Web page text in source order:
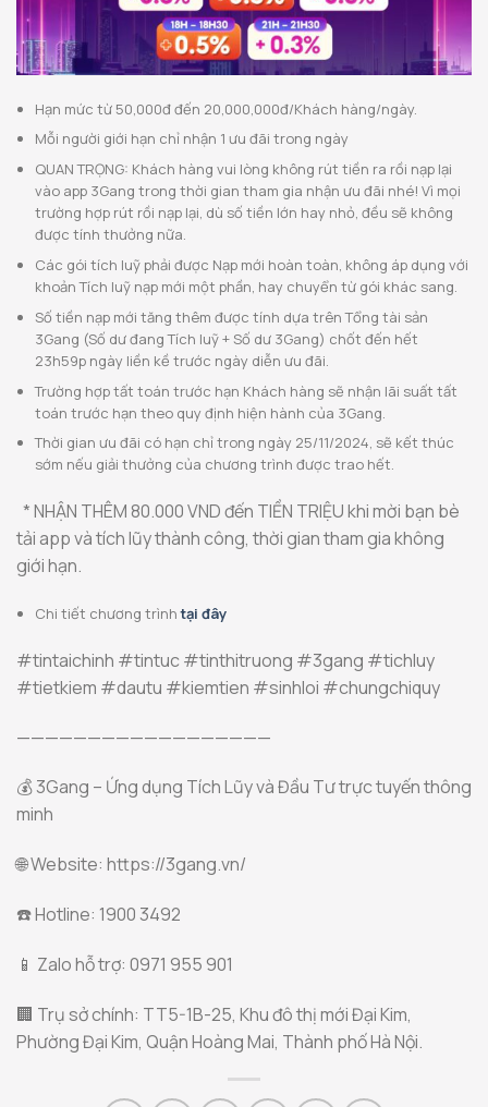
Hạn mức từ 50,000đ đến 20,000,000đ/Khách hàng/ngày.
Mỗi người giới hạn chỉ nhận 1 ưu đãi trong ngày
QUAN TRỌNG: Khách hàng vui lòng không rút tiền ra rồi nạp lại
vào app 3Gang trong thời gian tham gia nhận ưu đãi nhé! Vì mọi
trường hợp rút rồi nạp lại, dù số tiền lớn hay nhỏ, đều sẽ không
được tính thưởng nữa.
Các gói tích luỹ phải được Nạp mới hoàn toàn, không áp dụng với
khoản Tích luỹ nạp mới một phần, hay chuyển từ gói khác sang.
Số tiền nạp mới tăng thêm được tính dựa trên Tổng tài sản
3Gang (Số dư đang Tích luỹ + Số dư 3Gang) chốt đến hết
23h59p ngày liền kề trước ngày diễn ưu đãi.
Trường hợp tất toán trước hạn Khách hàng sẽ nhận lãi suất tất
toán trước hạn theo quy định hiện hành của 3Gang.
Thời gian ưu đãi có hạn chỉ trong ngày 25/11/2024, sẽ kết thúc
sớm nếu giải thưởng của chương trình được trao hết.
* NHẬN THÊM 80.000 VND đến TIỀN TRIỆU khi mời bạn bè
tải app và tích lũy thành công, thời gian tham gia không
giới hạn.
Chi tiết chương trìnhtại đây
#tintaichinh #tintuc #tinthitruong #3gang #tichluy
#tietkiem #dautu #kiemtien #sinhloi #chungchiquy
——————————————————
💰 3Gang – Ứng dụng Tích Lũy và Đầu Tư trực tuyến thông
minh
🌐 Website: https://3gang.vn/
☎️ Hotline: 1900 3492
📱 Zalo hỗ trợ: 0971 955 901
🏢 Trụ sở chính: TT5-1B-25, Khu đô thị mới Đại Kim,
Phường Đại Kim, Quận Hoàng Mai, Thành phố Hà Nội.